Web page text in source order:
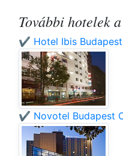
További hotelek
✔️ Hotel Ibis
✔️ Novotel Budapest